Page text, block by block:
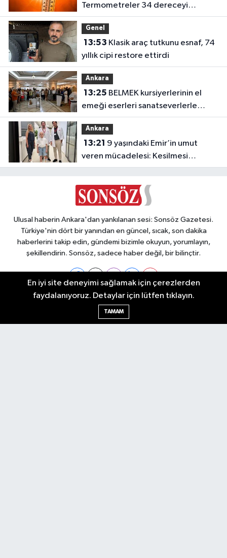
Termometreler 34 dereceyi
görecek
Genel
13:53
yıllık cipi restore ettirdi
Ankara
13:25
emeği eserleri sanatseverlerle
buluşuyor
Ankara
13:21
veren mücadelesi: Kesilmesi
önerilen bacağı kurtarıldı
Ulusal haberin Ankara'dan yankılanan sesi: Sonsöz Gazetesi.
Türkiye'nin dört bir yanından en güncel, sıcak, son dakika
haberlerini takip edin, gündemi bizimle okuyun, yorumlayın,
şekillendirin. Sonsöz, sadece haber değil, bir bilinçtir.
Ankara Nöbetçi Eczaneler
En iyi site deneyimi sağlamak için çerezlerden
faydalanıyoruz. Detaylar için lütfen tıklayın.
TAMAM